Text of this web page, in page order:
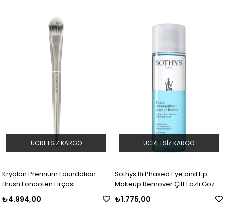
Kryolan Premium Foundation
Brush Fondöten Fırçası
₺4.994,00
ÜCRETSIZ KARGO
Sothys Bi Phased Eye and Lip
Makeup Remover Çift Fazlı Göz
ve Dudak için Makyaj Temizleyici
125 ml
₺1.775,00
ÜCRETSIZ KARGO